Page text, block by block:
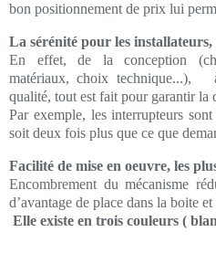
bon positionnement de prix lui
La sérénité pour les
En effet, de la conception
matériaux, choix technique...),
qualité, tout est fait pour garantir la
Par exemple, les interrupteurs
soit deux fois plus que ce que
Facilité de mise en oeuvre, les
Encombrement du mécanisme
d’avantage de place dans la boite
Elle existe en trois couleurs (